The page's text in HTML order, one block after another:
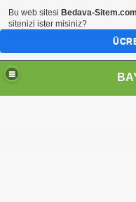
Bu web sitesi Bedava-Sitem.com
sitenizi ister misiniz?